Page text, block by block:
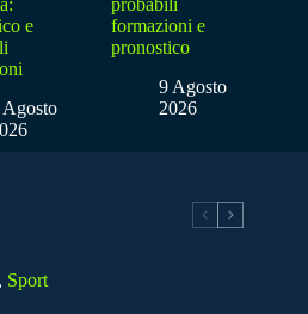
e
Agosto
probabili
formazioni e
pronostico
9 Agosto
2026
, Sport